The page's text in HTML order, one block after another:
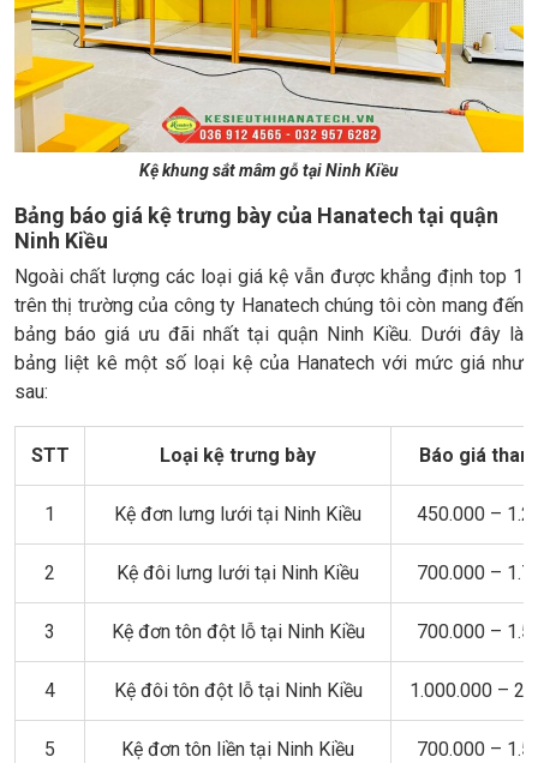
Kệ khung sắt mâm gỗ tại Ninh Kiều
Bảng báo giá kệ trưng bày của Hanatech tại quận
Ninh Kiều
Ngoài chất lượng các loại giá kệ vẫn được khẳng định top 1
trên thị trường của công ty Hanatech chúng tôi còn mang đến
bảng báo giá ưu đãi nhất tại quận Ninh Kiều. Dưới đây là
bảng liệt kê một số loại kệ của Hanatech với mức giá như
sau:
STT Loại kệ trưng bày Báo giá
1 Kệ đơn lưng lưới tại Ninh Kiều 450.000 –
2 Kệ đôi lưng lưới tại Ninh Kiều 700.000 –
3 Kệ đơn tôn đột lỗ tại Ninh Kiều 700.000 –
4 Kệ đôi tôn đột lỗ tại Ninh Kiều 1.000.000 –
5 Kệ đơn tôn liền tại Ninh Kiều 700.000 –